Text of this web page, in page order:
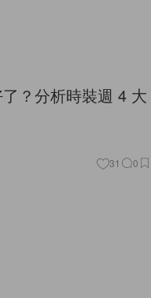
？分析時裝週 4 大
31 0